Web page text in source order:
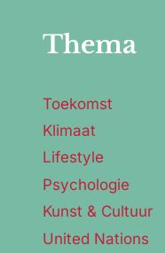
Thema
Toekomst
Klimaat
Lifestyle
Psychologie
Kunst & Cultuur
United Nations